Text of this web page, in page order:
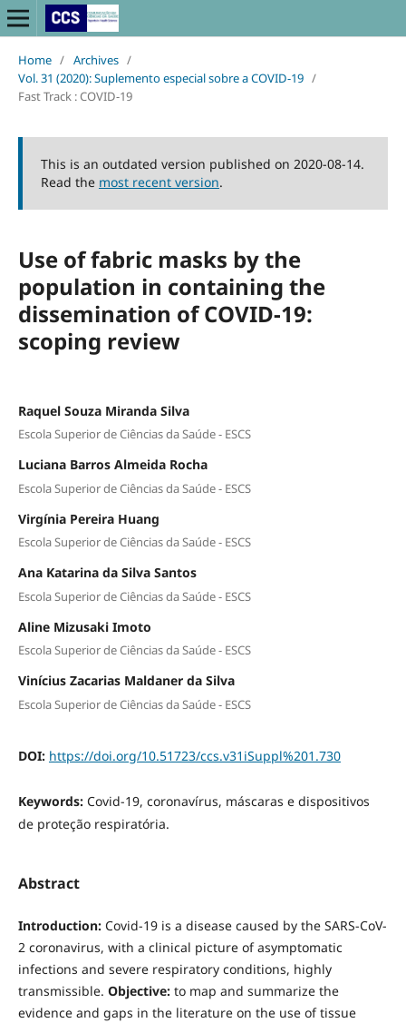
Home / Archives /
Vol. 31 (2020): Suplemento especial sobre a COVID-19 /
Fast Track : COVID-19
This is an outdated version published on 2020-08-14.
Read the most recent version.
Use of fabric masks by the
population in containing the
dissemination of COVID-19:
scoping review
Raquel Souza Miranda Silva
Escola Superior de Ciências da Saúde - ESCS
Luciana Barros Almeida Rocha
Escola Superior de Ciências da Saúde - ESCS
Virgínia Pereira Huang
Escola Superior de Ciências da Saúde - ESCS
Ana Katarina da Silva Santos
Escola Superior de Ciências da Saúde - ESCS
Aline Mizusaki Imoto
Escola Superior de Ciências da Saúde - ESCS
Vinícius Zacarias Maldaner da Silva
Escola Superior de Ciências da Saúde - ESCS
DOI: https://doi.org/10.51723/ccs.v31iSuppl%201.730
Keywords: Covid-19, coronavírus, máscaras e dispositivos
de proteção respiratória.
Abstract
Introduction:Covid-19 is a disease caused by the SARS-CoV-
2 coronavirus, with a clinical picture of asymptomatic
infections and severe respiratory conditions, highly
transmissible. Objective:to map and summarize the
evidence and gaps in the literature on the use of tissue